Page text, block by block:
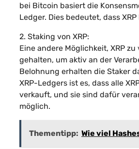
bei Bitcoin basiert die
Ledger. Dies bedeutet, dass
2. Staking von XRP:
Eine andere Möglichkeit, XRP
gehalten, um aktiv an der
Belohnung erhalten die Staker
XRP-Ledgers ist es, dass alle
verkauft, und sie sind dafür
möglich.
Thementipp: Wie viel